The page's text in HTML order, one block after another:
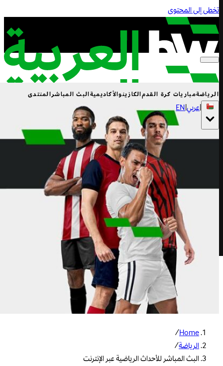
تخطى إلى المحتوى
الرياضةمباريات كرة القدمالكازينوالأكاديميةالبث المباشرالمنتدى
|عربي|
EN
العب الآن
العب الآن
Home
/
الرياضة/
البث المباشر للأحداث الرياضية عبر الإنترنت